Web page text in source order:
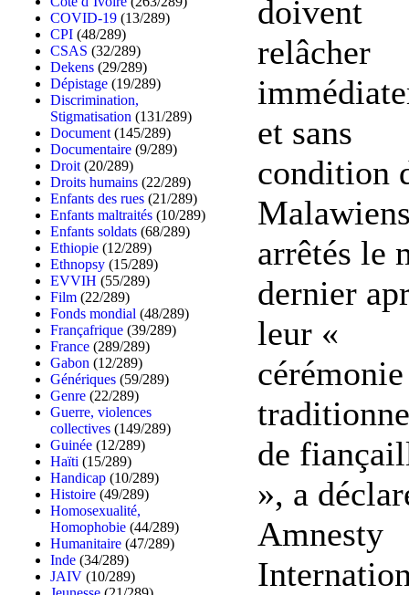
COVID-19 (13/289)
CPI (48/289)
CSAS (32/289)
Dekens (29/289)
Dépistage (19/289)
Discrimination,
Stigmatisation (131/289)
Document (145/289)
Documentaire (9/289)
Droit (20/289)
Droits humains (22/289)
Enfants des rues (21/289)
Enfants maltraités (10/289)
Enfants soldats (68/289)
Ethiopie (12/289)
Ethnopsy (15/289)
EVVIH (55/289)
Film (22/289)
Fonds mondial (48/289)
Françafrique (39/289)
France (289/289)
Gabon (12/289)
Génériques (59/289)
Genre (22/289)
Guerre, violences
collectives (149/289)
Guinée (12/289)
Haïti (15/289)
Handicap (10/289)
Histoire (49/289)
Homosexualité,
Homophobie (44/289)
Humanitaire (47/289)
Inde (34/289)
JAIV (10/289)
doivent
relâcher
et sans
condition
arrêtés le
dernier
leur «
cérémonie
de
», a
Amnesty